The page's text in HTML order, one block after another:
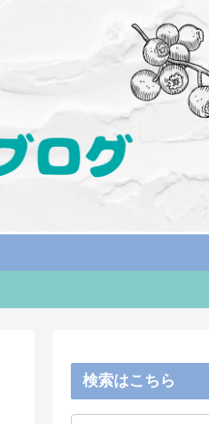
検索はこちら